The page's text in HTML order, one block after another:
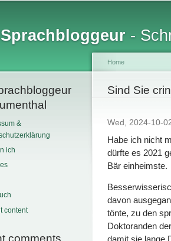
-
&
ich
content
comments
You are
Home
Sind Sie
Wed, 2024-10-
Habe ich nicht
dürfte es 2021
Bär einheimste.
davon
tönte, zu den
Doktoranden